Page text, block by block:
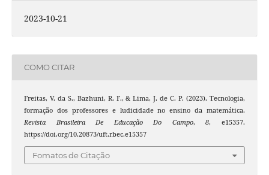
2023-10-21
COMO CITAR
Freitas, V. da S., Bazhuni, R. F., & Lima, J. de C. P. (2023). Tecnologia,
formação dos professores e ludicidade no ensino da matemática.
Revista Brasileira De Educação Do Campo,8, e15357.
https://doi.org/10.20873/uft.rbec.e15357
Fomatos de Citação